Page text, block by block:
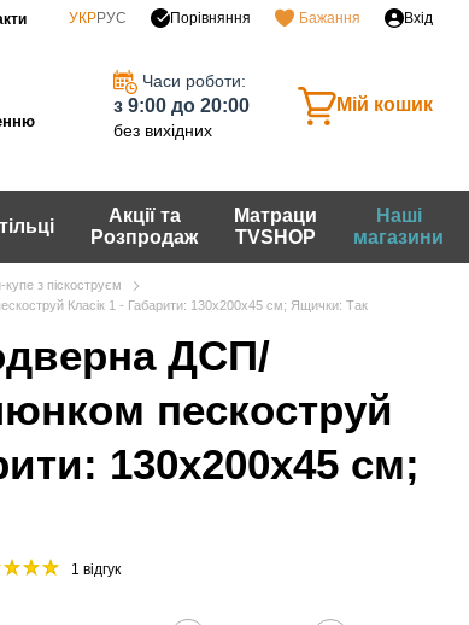
УКРРУС Порівняння Бажання Вхід
Часи роботи:
з 9:00 до 20:00
без вихідних
Мій кошик
Акції та
Розпродаж
Матраци
TVSHOP
Наші
магазини
з піскоструєм
Класік 1 - Габарити: 130х200х45 см; Ящички: Так
ДСП/
пескоструй
130х200х45 см;
1 відгук